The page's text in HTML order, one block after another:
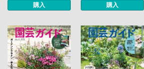
購入 購入